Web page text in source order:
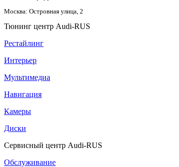
Москва: Островная улица, 2
Тюнинг центр Audi-RUS
Рестайлинг
Интерьер
Мультимедиа
Навигация
Камеры
Диски
Сервисный центр Audi-RUS
Обслуживание